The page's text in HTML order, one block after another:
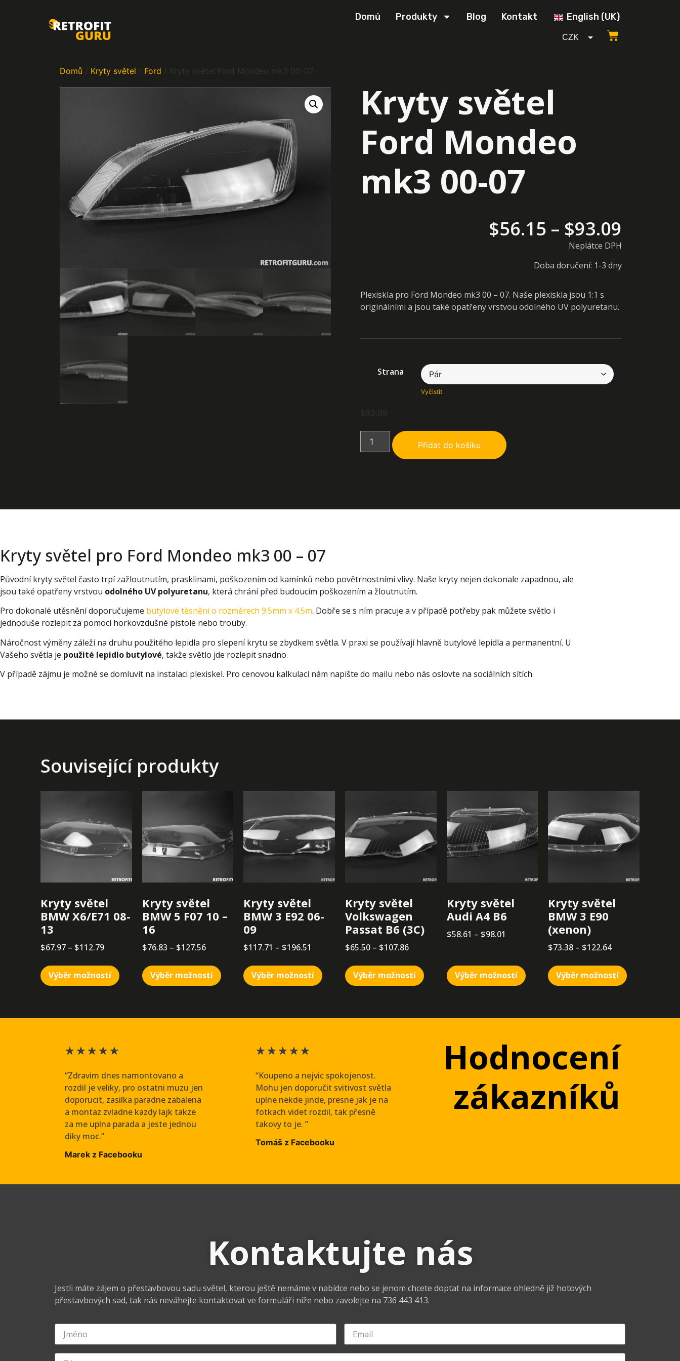
Domů Produkty Blog Kontakt English (UK)
CZK
Domů / Kryty světel / Ford / Kryty světel Ford Mondeo mk3 00-07
Kryty světel
Ford Mondeo
mk3 00-07
$56.15 – $93.09
Neplátce DPH
Doba doručení: 1-3 dny
Plexiskla pro Ford Mondeo mk3 00 – 07. Naše plexiskla jsou 1:1 s
originálními a jsou také opatřeny vrstvou odolného UV polyuretanu.
Strana
Vyčistit
$93.09
Přidat do košíku
Kryty světel pro Ford Mondeo mk3 00 – 07
Původní kryty světel často trpí zažloutnutím, prasklinami, poškozením od kamínků nebo povětrnostními vlivy. Naše kryty nejen dokonale zapadnou, ale
jsou také opatřeny vrstvou odolného UV polyuretanu, která chrání před budoucím poškozením a žloutnutím.
Pro dokonalé utěsnění doporučujeme butylové těsnění o rozměrech 9.5mm x 4.5m. Dobře se s ním pracuje a v případě potřeby pak můžete světlo i
jednoduše rozlepit za pomocí horkovzdušné pistole nebo trouby.
Náročnost výměny záleží na druhu použitého lepidla pro slepení krytu se zbydkem světla. V praxi se používají hlavně butylové lepidla a permanentní. U
Vašeho světla je použité lepidlo butylové, takže světlo jde rozlepit snadno.
V případě zájmu je možné se domluvit na instalaci plexiskel. Pro cenovou kalkulaci nám napište do mailu nebo nás oslovte na sociálních sítích.
Související produkty
Kryty světel
BMW X6/E71 08-
13
$67.97 – $112.79
Výběr možností
Kryty světel
BMW 5 F07 10 –
16
$76.83 – $127.56
Výběr možností
Kryty světel
BMW 3 E92 06-
09
$117.71 – $196.51
Výběr možností
Kryty světel
Volkswagen
Passat B6 (3C)
$65.50 – $107.86
Výběr možností
Kryty světel
Audi A4 B6
$58.61 – $98.01
Výběr možností
Kryty světel
BMW 3 E90
(xenon)
$73.38 – $122.64
Výběr možností
★ ★ ★ ★ ★
“Zdravim dnes namontovano a
rozdil je veliky, pro ostatni muzu jen
doporucit, zasilka paradne zabalena
a montaz zvladne kazdy lajk takze
za me uplna parada a jeste jednou
diky moc.”
Marek z Facebooku
★ ★ ★ ★ ★
“Koupeno a nejvic spokojenost.
Mohu jen doporučit svitivost světla
uplne nekde jinde, presne jak je na
fotkach videt rozdil, tak přesně
takovy to je. ”
Tomáš z Facebooku
Hodnocení
zákazníků
Kontaktujte nás
Jestli máte zájem o přestavbovou sadu světel, kterou ještě nemáme v nabídce nebo se jenom chcete doptat na informace ohledně již hotových
přestavbových sad, tak nás neváhejte kontaktovat ve formuláři níže nebo zavolejte na 736 443 413.